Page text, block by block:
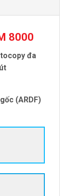
8000
đa
(ARDF)